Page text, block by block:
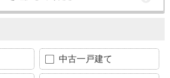
中古一戸建て